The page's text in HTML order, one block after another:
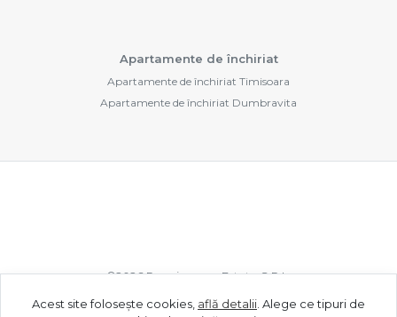
Apartamente de închiriat
Apartamente de închiriat Timisoara
Apartamente de închiriat Dumbravita
©2026Renaissance Estate S.R.L.
Acest site folosește cookies, află detalii Alege ce tipuri de